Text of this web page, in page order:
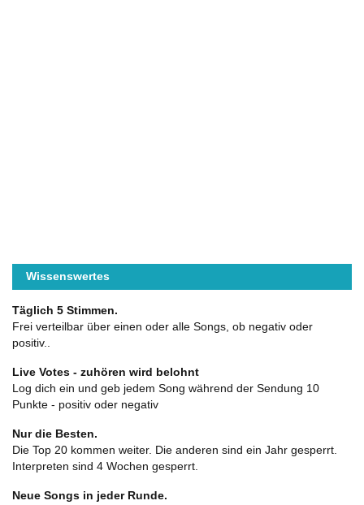
Wissenswertes
Täglich 5 Stimmen.
Frei verteilbar über einen oder alle Songs, ob negativ oder
positiv..
Live Votes - zuhören wird belohnt
Log dich ein und geb jedem Song während der Sendung 10
Punkte - positiv oder negativ
Nur die Besten.
Die Top 20 kommen weiter. Die anderen sind ein Jahr gesperrt.
Interpreten sind 4 Wochen gesperrt.
Neue Songs in jeder Runde.